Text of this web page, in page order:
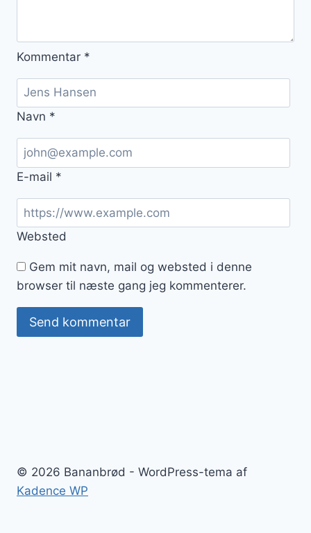
Kommentar *
Navn *
E-mail *
Websted
Gem mit navn, mail og websted i denne
browser til næste gang jeg kommenterer.
© 2026 Bananbrød - WordPress-tema af
Kadence WP